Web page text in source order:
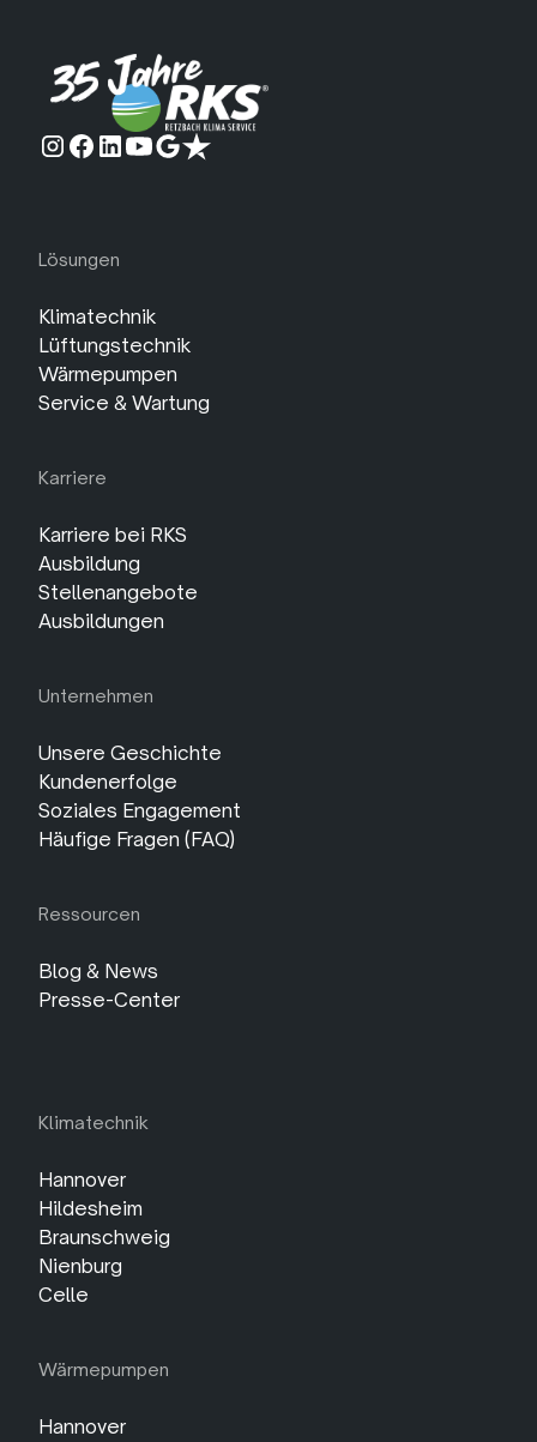
Lösungen
Klimatechnik
Lüftungstechnik
Wärmepumpen
Service & Wartung
Karriere
Karriere bei RKS
Ausbildung
Stellenangebote
Ausbildungen
Unternehmen
Unsere Geschichte
Kundenerfolge
Soziales Engagement
Häufige Fragen (FAQ)
Ressourcen
Blog & News
Presse-Center
Klimatechnik
Hannover
Hildesheim
Braunschweig
Nienburg
Celle
Wärmepumpen
Hannover